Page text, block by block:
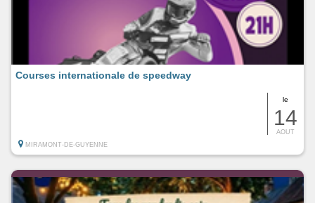
le
14
AOUT
Courses internationale de speedway
MIRAMONT-DE-GUYENNE